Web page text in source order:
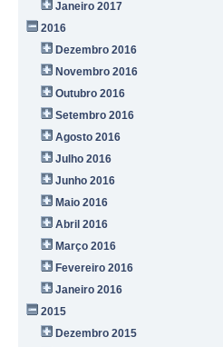
Janeiro 2017
2016
Dezembro 2016
Novembro 2016
Outubro 2016
Setembro 2016
Agosto 2016
Julho 2016
Junho 2016
Maio 2016
Abril 2016
Março 2016
Fevereiro 2016
Janeiro 2016
2015
Dezembro 2015